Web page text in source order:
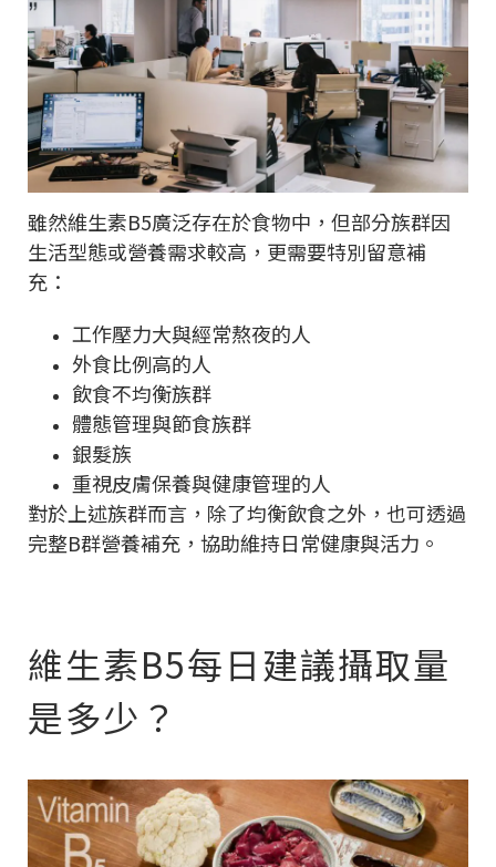
雖然維生素B5廣泛存在於食物中，但部分族群因
生活型態或營養需求較高，更需要特別留意補
充：
工作壓力大與經常熬夜的人
外食比例高的人
飲食不均衡族群
體態管理與節食族群
銀髮族
重視皮膚保養與健康管理的人
對於上述族群而言，除了均衡飲食之外，也可透過
完整B群營養補充，協助維持日常健康與活力。
維生素B5每日建議攝取量
是多少？